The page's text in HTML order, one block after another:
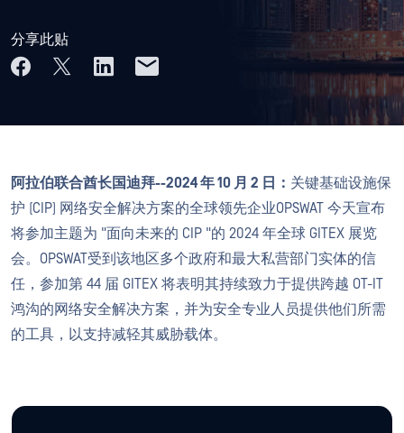
分享此贴
阿拉伯联合酋长国迪拜--2024 年 10 月 2 日： 关键基础设施保
护 (CIP) 网络安全解决方案的全球领先企业OPSWAT 今天宣布
将参加主题为 "面向未来的 CIP "的 2024 年全球 GITEX 展览
会。OPSWAT受到该地区多个政府和最大私营部门实体的信
任，参加第 44 届 GITEX 将表明其持续致力于提供跨越 OT-IT
鸿沟的网络安全解决方案，并为安全专业人员提供他们所需
的工具，以支持减轻其威胁载体。